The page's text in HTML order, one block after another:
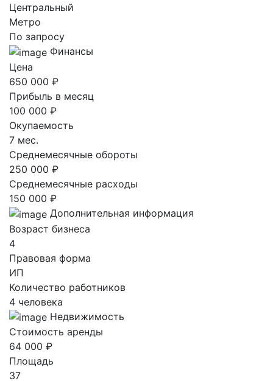
Центральный
Метро
По запросу
Финансы
Цена
650 000 ₽
Прибыль в месяц
100 000 ₽
Окупаемость
7 мес.
Среднемесячные обороты
250 000 ₽
Среднемесячные расходы
150 000 ₽
Дополнительная информация
Возраст бизнеса
4
Правовая форма
ИП
Количество работников
4 человека
Недвижимость
Стоимость аренды
64 000 ₽
Площадь
37